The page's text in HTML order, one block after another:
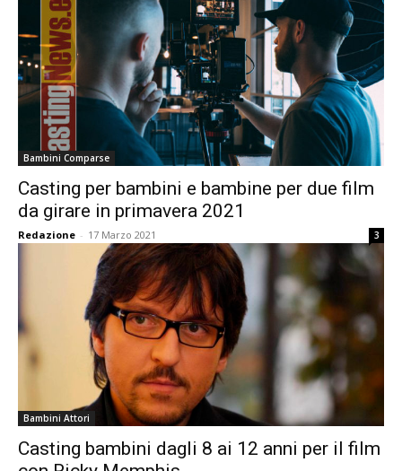
Bambini Comparse
Casting per bambini e bambine per due film
da girare in primavera 2021
Redazione - 17 Marzo 2021 3
Bambini Attori
Casting bambini dagli 8 ai 12 anni per il film